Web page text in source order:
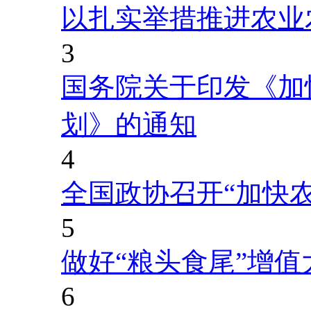
以扎实举措推进农
3
国务院关于印发《
划》的通知
4
全国政协召开“加快
5
做好“粮头食尾”增值
6